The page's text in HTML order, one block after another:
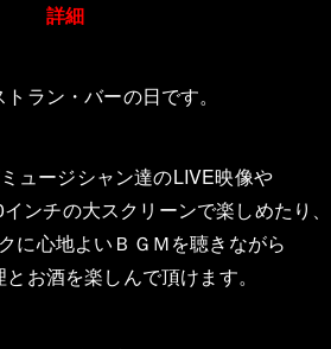
詳細
ラン・バーの日です。
ュージシャン達のLIVE映像や
ンチの大スクリーンで楽しめたり、
に心地よいＢＧＭを聴きながら
お酒を楽しんで頂けます。